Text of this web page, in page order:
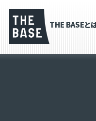
THE BASEと